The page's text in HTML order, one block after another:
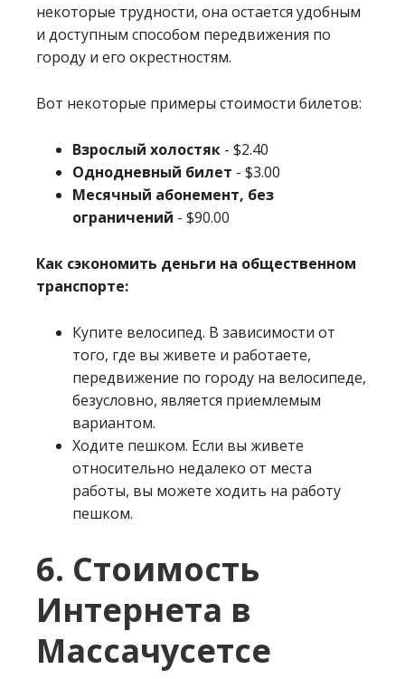
некоторые трудности, она остается удобным
и доступным способом передвижения по
городу и его окрестностям.
Вот некоторые примеры стоимости билетов:
Взрослый холостяк - $2.40
Однодневный билет - $3.00
Месячный абонемент, без
ограничений - $90.00
Как сэкономить деньги на общественном
транспорте:
Купите велосипед. В зависимости от
того, где вы живете и работаете,
передвижение по городу на велосипеде,
безусловно, является приемлемым
вариантом.
Ходите пешком. Если вы живете
относительно недалеко от места
работы, вы можете ходить на работу
пешком.
6. Стоимость
Интернета в
Массачусетсе